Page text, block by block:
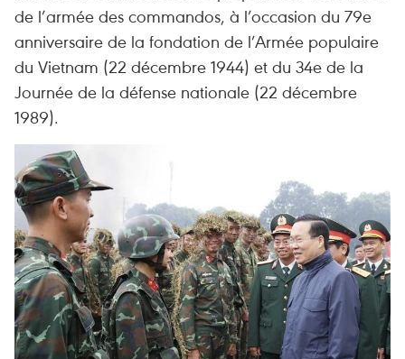
de l’armée des commandos, à l’occasion du 79e
anniversaire de la fondation de l’Armée populaire
du Vietnam (22 décembre 1944) et du 34e de la
Journée de la défense nationale (22 décembre
1989).